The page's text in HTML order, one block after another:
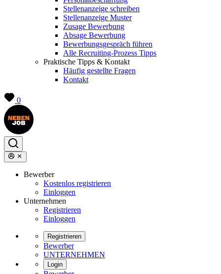
Stellenanzeige schreiben
Stellenanzeige Muster
Zusage Bewerbung
Absage Bewerbung
Bewerbungsgespräch führen
Alle Recruiting-Prozess Tipps
Praktische Tipps & Kontakt
Häufig gestellte Fragen
Kontakt
0
Bewerber
Kostenlos registrieren
Einloggen
Unternehmen
Registrieren
Einloggen
Registrieren
Bewerber
UNTERNEHMEN
Login